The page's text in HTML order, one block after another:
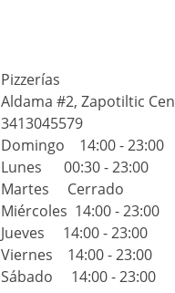
Pizzerías
Aldama #2, Zapotiltic
3413045579
Domingo 14:00 - 23:00
Lunes 00:30 - 23:00
Martes Cerrado
Miércoles 14:00 - 23:00
Jueves 14:00 - 23:00
Viernes 14:00 - 23:00
Sábado 14:00 - 23:00